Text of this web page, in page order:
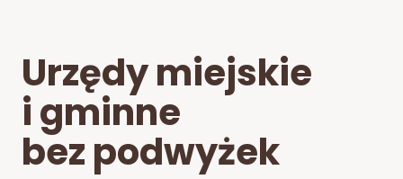
Urzędy miejskie
i gminne
bez podwyżek